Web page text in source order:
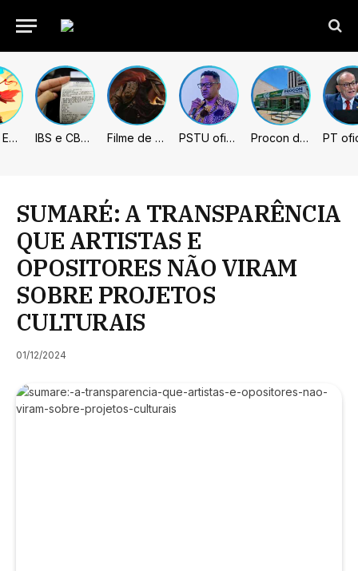
Fading Echo – Review IBS e CBS necessitarão constar nas notas fiscais com início desta 2ª. Entenda Filme de Elden Ring tem gravações concluídas, mas ainda fica longe do lançamento PSTU oficializa Hertz Dias como candidato à Presidência da República Procon de Sumaré promove mutirão de renegociação de dívidas com bancos, empresas e concessionárias
SUMARÉ: A TRANSPARÊNCIA
QUE ARTISTAS E
OPOSITORES NÃO VIRAM
SOBRE PROJETOS
CULTURAIS
01/12/2024